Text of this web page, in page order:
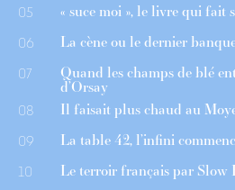
05 « suce moi », le livre qui fait
06 La cène ou le dernier
07 Quand les champs de blé
d’Orsay
08 Il faisait plus chaud au
09 La table 42, l’infini
10 Le terroir français par Slow